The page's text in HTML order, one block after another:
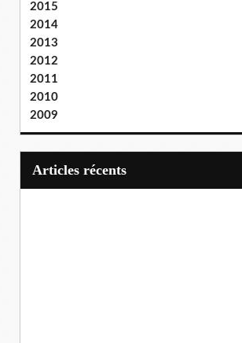
2015
2014
2013
2012
2011
2010
2009
articles récents